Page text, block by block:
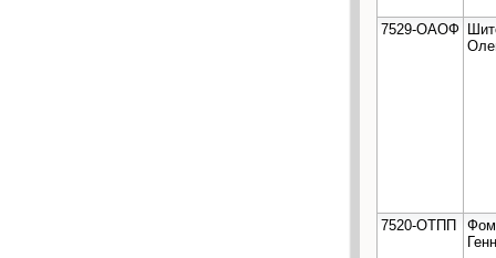
7529-ОАОФ
7520-ОТПП